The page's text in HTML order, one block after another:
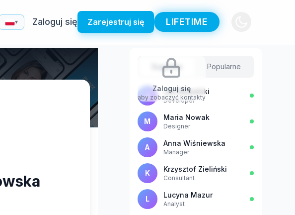
▾ Zaloguj się Zarejestruj się LIFETIME
Zaloguj się
aby zobaczyć kontakty
Sugestie Popularne
J Jan Kowalski
Developer
M Maria Nowak
Designer
A Anna Wiśniewska
Manager
K Krzysztof Zieliński
Consultant
L Lucyna Mazur
Analyst